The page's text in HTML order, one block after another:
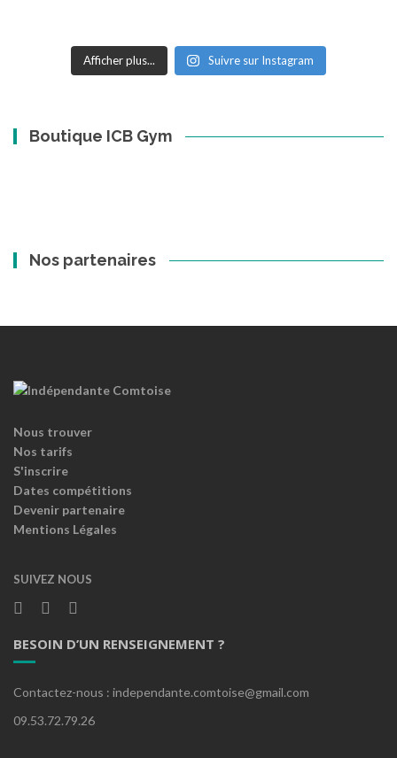
Afficher plus... Suivre sur Instagram
Boutique ICB Gym
Nos partenaires
Nous trouver
Nos tarifs
S'inscrire
Dates compétitions
Devenir partenaire
Mentions Légales
SUIVEZ NOUS
BESOIN D’UN RENSEIGNEMENT ?
Contactez-nous : independante.comtoise@gmail.com
09.53.72.79.26